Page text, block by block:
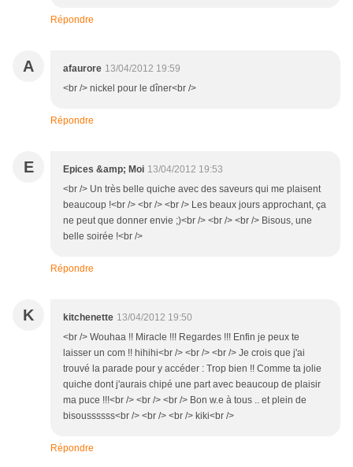
Répondre
A afaurore 13/04/2012 19:59
<br /> nickel pour le dîner<br />
Répondre
E Epices &amp; Moi 13/04/2012 19:53
<br /> Un très belle quiche avec des saveurs qui me plaisent
beaucoup !<br /> <br /> <br /> Les beaux jours approchant, ça
ne peut que donner envie ;)<br /> <br /> <br /> Bisous, une
belle soirée !<br />
Répondre
K kitchenette 13/04/2012 19:50
<br /> Wouhaa !! Miracle !!! Regardes !!! Enfin je peux te
laisser un com !! hihihi<br /> <br /> <br /> Je crois que j'ai
trouvé la parade pour y accéder : Trop bien !! Comme ta jolie
quiche dont j'aurais chipé une part avec beaucoup de plaisir
ma puce !!!<br /> <br /> <br /> Bon w.e à tous .. et plein de
bisoussssss<br /> <br /> <br /> kiki<br />
Répondre